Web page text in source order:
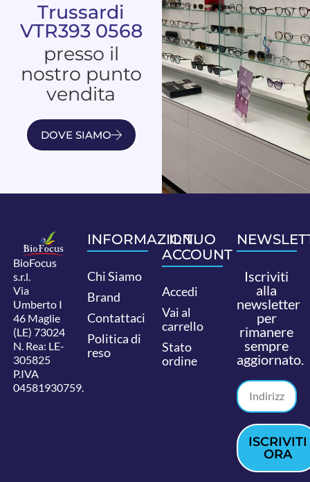
Trussardi
VTR393 0568
presso il
nostro punto
vendita
DOVE SIAMO
BioFocus
s.r.l.
Via
Umberto I
46 Maglie
(LE) 73024
N. Rea: LE-
305825
P.IVA
04581930759.
INFORMAZIONI
Chi Siamo
Brand
Contattaci
Politica di
reso
IL TUO
ACCOUNT
Accedi
Vai al
carrello
Stato
ordine
Iscriviti
alla
newsletter
per
rimanere
sempre
aggiornato.
ISCRIVITI
ORA